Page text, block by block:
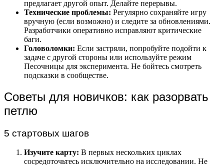
предлагает другой опыт. Делайте перерывы.
Технические проблемы: Регулярно сохраняйте игру
вручную (если возможно) и следите за обновлениями.
Разработчики оперативно исправляют критические
баги.
Головоломки: Если застряли, попробуйте подойти к
задаче с другой стороны или используйте режим
Песочницы для эксперимента. Не бойтесь смотреть
подсказки в сообществе.
Советы для новичков: как разорвать
петлю
5 стартовых шагов
Изучите карту: В первых нескольких циклах
сосредоточьтесь исключительно на исследовании. Не